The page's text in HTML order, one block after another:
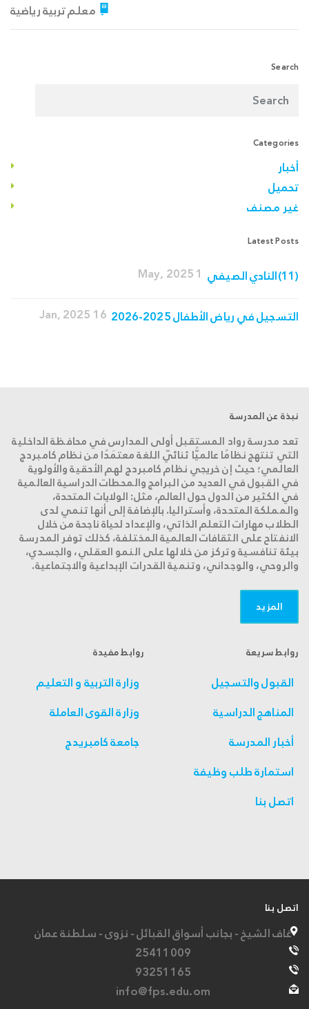
معلم تربية رياضية
Search
Categories
أخبار
تحميل
غير مصنف
Latest Posts
(11)النادي الصيفي 1 May, 2025
التسجيل في رياض الأطفال 2025-2026 16 Jan, 2025
نبذة عن المدرسة
تعد مدرسة رواد المستقبل أولى المدارس في محافظة الداخلية
التي تنتهج نظامًا عالميًّا ثنائيّ اللغة معتمَدًا من نظام كامبردج
العالمي؛ حيث إن خريجي نظام كامبردج لهم الأحقية والأولوية
في القبول في العديد من البرامج والمحطات الدراسية العالمية
في الكثير من الدول حول العالم، مثل: الولايات المتحدة،
والمملكة المتحدة، وأستراليا. بالإضافة إلى أنها تنمي لدى
الطلاب مهارات التعلم الذاتي، والإعداد لحياة ناجحة من خلال
الانفتاح على الثقافات العالمية المختلفة، كذلك توفر المدرسة
بيئة تنافسية وتركز من خلالها على النمو العقلي، والجسدي،
والروحي، والوجداني، وتنمية القدرات الإبداعية والاجتماعية.
المزید
روابط مفيدة
وزارة التربية و التعليم
وزارة القوى العاملة
جامعة كامبريدج
روابط سريعة
القبول والتسجيل
المناهج الدراسية
أخبار المدرسة
استمارة طلب وظيفة
اتصل بنا
اتصل بنا
غاف الشيخ - بجانب أسواق القبائل - نزوى - سلطنة عمان
25411009
93251165
info@fps.edu.om